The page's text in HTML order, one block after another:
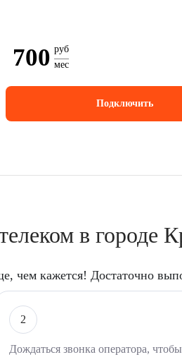
700 руб
мес
Подключить
в городе
чем кажется! Достаточно
2
Дождаться звонка оператора, чтобы